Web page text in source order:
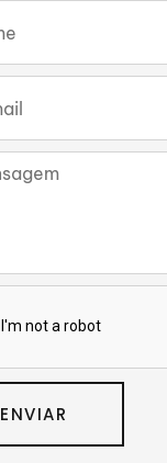
ENVIAR